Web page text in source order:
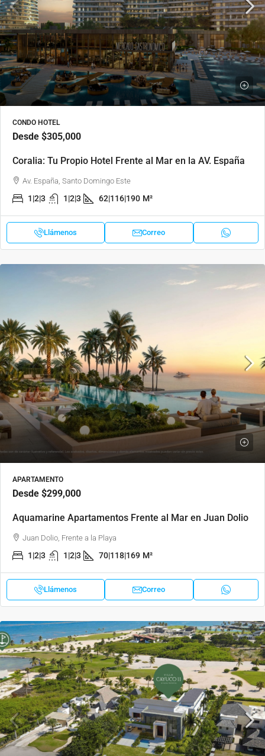
CONDO HOTEL
Desde $305,000
Coralia: Tu Propio Hotel Frente al Mar en la AV. España
Av. España, Santo Domingo Este
1|2|3 1|2|3 62|116|190 M²
Llámenos Correo
APARTAMENTO
Desde $299,000
Aquamarine Apartamentos Frente al Mar en Juan Dolio
Juan Dolio, Frente a la Playa
1|2|3 1|2|3 70|118|169 M²
Llámenos Correo